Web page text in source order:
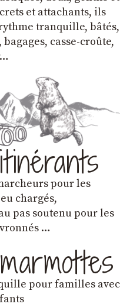
et attachants, ils
tranquille, bâtés,
casse-croûte,
pour les
chargés,
pas soutenu pour les
…
pour familles avec